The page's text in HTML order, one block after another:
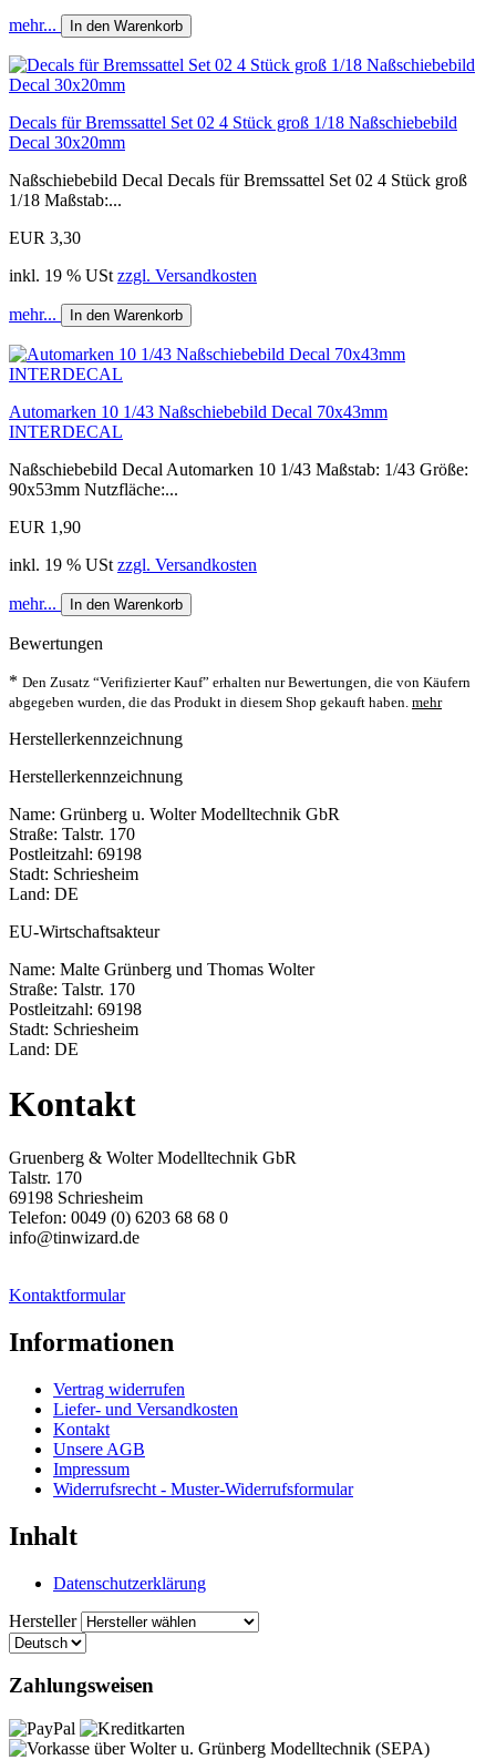
mehr... In den Warenkorb
Decals für Bremssattel Set 02 4 Stück groß 1/18 Naßschiebebild
Decal 30x20mm
Naßschiebebild Decal Decals für Bremssattel Set 02 4 Stück groß
1/18 Maßstab:...
EUR 3,30
inkl. 19 % USt zzgl. Versandkosten
mehr... In den Warenkorb
Automarken 10 1/43 Naßschiebebild Decal 70x43mm
INTERDECAL
Naßschiebebild Decal Automarken 10 1/43 Maßstab: 1/43 Größe:
90x53mm Nutzfläche:...
EUR 1,90
inkl. 19 % USt zzgl. Versandkosten
mehr... In den Warenkorb
Bewertungen
* Den Zusatz “Verifizierter Kauf” erhalten nur Bewertungen, die von Käufern
abgegeben wurden, die das Produkt in diesem Shop gekauft haben. mehr
Herstellerkennzeichnung
Herstellerkennzeichnung
Name: Grünberg u. Wolter Modelltechnik GbR
Straße: Talstr. 170
Postleitzahl: 69198
Stadt: Schriesheim
Land: DE
EU-Wirtschaftsakteur
Name: Malte Grünberg und Thomas Wolter
Straße: Talstr. 170
Postleitzahl: 69198
Stadt: Schriesheim
Land: DE
Kontakt
Gruenberg & Wolter Modelltechnik GbR
Talstr. 170
69198 Schriesheim
Telefon: 0049 (0) 6203 68 68 0
info@tinwizard.de
Kontaktformular
Informationen
Vertrag widerrufen
Liefer- und Versandkosten
Kontakt
Unsere AGB
Impressum
Widerrufsrecht - Muster-Widerrufsformular
Inhalt
Datenschutzerklärung
Hersteller
Zahlungsweisen